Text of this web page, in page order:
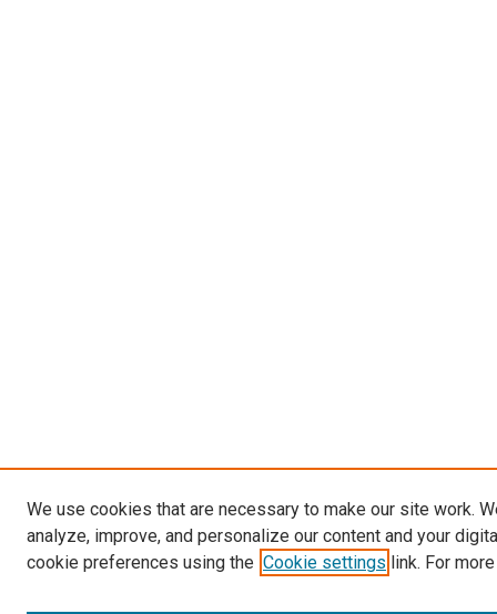
We use cookies that are necessary to make our site work.
analyze, improve, and personalize our content and your
cookie preferences using the Cookie settings link. For